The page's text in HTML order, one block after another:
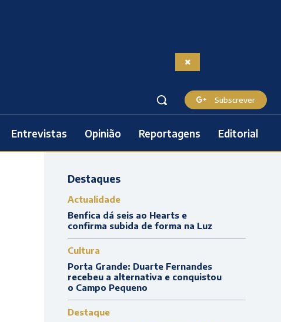
Subscrever
Entrevistas Opinião Reportagens Editorial
Destaques
Actualidade
Benfica dá seis ao Hearts e
confirma subida de forma na Luz
Cultura
Porta Grande: Duarte Fernandes
recebeu a alternativa e conquistou
o Campo Pequeno
Destaque